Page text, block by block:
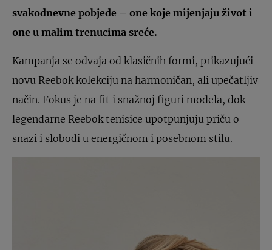
svakodnevne pobjede – one koje mijenjaju život i
one u malim trenucima sreće.
Kampanja se odvaja od klasičnih formi, prikazujući
novu Reebok kolekciju na harmoničan, ali upečatljiv
način. Fokus je na fit i snažnoj figuri modela, dok
legendarne Reebok tenisice upotpunjuju priču o
snazi i slobodi u energičnom i posebnom stilu.